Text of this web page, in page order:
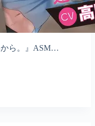
から。』ASM…